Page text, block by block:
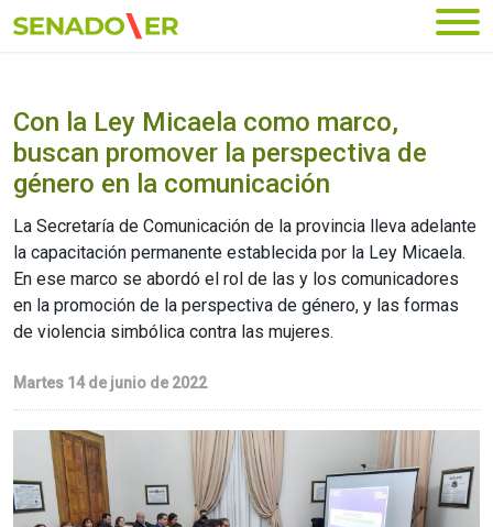
Ir al menú principal
Con la Ley Micaela como marco,
buscan promover la perspectiva de
género en la comunicación
La Secretaría de Comunicación de la provincia lleva adelante
la capacitación permanente establecida por la Ley Micaela.
En ese marco se abordó el rol de las y los comunicadores
en la promoción de la perspectiva de género, y las formas
de violencia simbólica contra las mujeres.
Martes 14 de junio de 2022